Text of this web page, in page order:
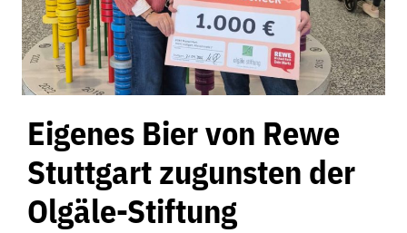
Eigenes Bier von Rewe
Stuttgart zugunsten der
Olgäle-Stiftung